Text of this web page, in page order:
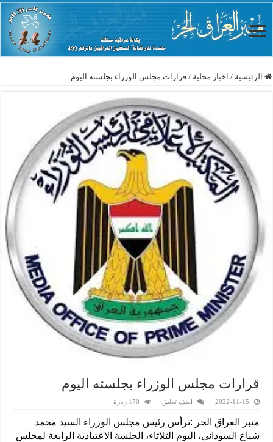
الرئيسية / اخبار محلية / قرارات مجلس الوزراء بجلسته اليوم
قرارات مجلس الوزراء بجلسته اليوم
2022-11-15 اضف تعليق 170 زيارة
منبر العراق الحر :ترأس رئيس مجلس الوزراء السيد محمد
شياع السوداني، اليوم الثلاثاء، الجلسة الاعتيادية الرابعة لمجلس